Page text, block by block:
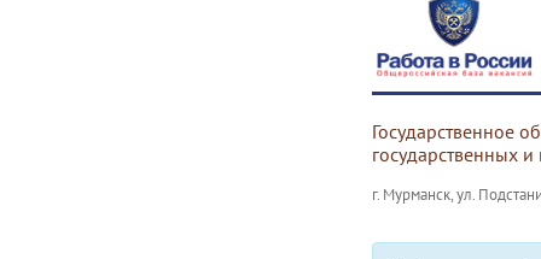
Государственное
государственных
г. Мурманск, ул.